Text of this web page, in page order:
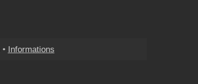
• Informations